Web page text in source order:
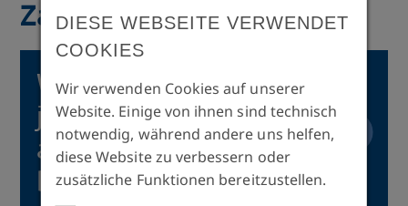
Start der Studiengänge erfolgen. Dabei
entscheidet das Prinzip „First come first
served“.
Zahlung
Wie sind die Kosten für
jeden Kurs und muss
alles in einer Summe
bezahlt werden?
DIESE WEBSEITE VERWENDET
COOKIES
Wir verwenden Cookies auf unserer
Website. Einige von ihnen sind technisch
notwendig, während andere uns helfen,
diese Website zu verbessern oder
zusätzliche Funktionen bereitzustellen.